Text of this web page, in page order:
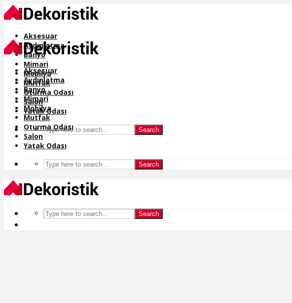
Aksesuar
Aydınlatma
Banyo
Mimari
Mobilya
Mutfak
Oturma Odası
Salon
Yatak Odası
Search
Aksesuar
Aydınlatma
Banyo
Mimari
Mobilya
Mutfak
Oturma Odası
Salon
Yatak Odası
Search
Search